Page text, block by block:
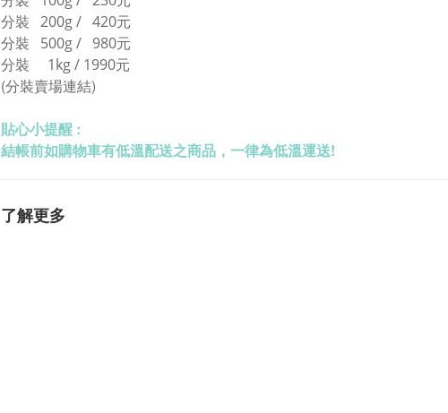
分裝 200g / 420元
分裝 500g / 980元
分裝 1kg / 1990元
(分裝賣場連結)
貼心小提醒 :
結帳前如購物車有低溫配送之商品，一律為低溫運送!
了解更多